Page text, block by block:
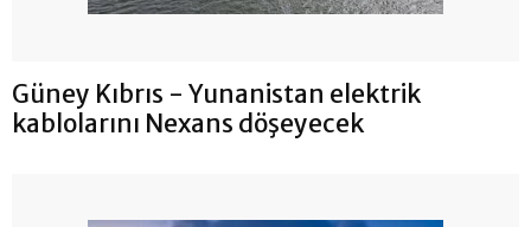
Güney Kıbrıs - Yunanistan elektrik
kablolarını Nexans döşeyecek